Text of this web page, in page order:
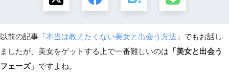
以前の記事「本当は教えたくない美女と出会う方法 」でもお話し
ましたが、美女をゲットする上で一番難しいのは 「美女と出会う
フェーズ」 ですよね。